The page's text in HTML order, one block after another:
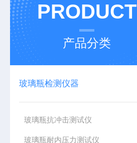
PRODUCT
产品分类
玻璃瓶检测仪器
玻璃瓶抗冲击测试仪
玻璃瓶耐内压力测试仪